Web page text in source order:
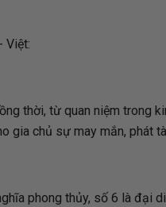
Việt:
thời, từ quan niệm trong
gia chủ sự may mắn, phát
phong thủy, số 6 là đại